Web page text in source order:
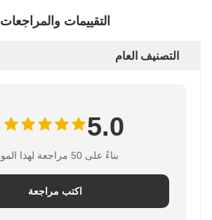
التقييمات والمراجعات
التصنيف العام
5.0
بناءً على 50 مراجعة لهذا المورد
اكتب مراجعة